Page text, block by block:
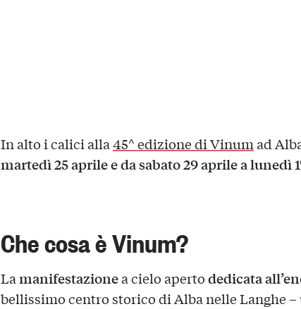
In alto i calici alla45^ edizione di Vinum ad
martedì 25 aprile e da sabato 29 aprile a lunedì
Che cosa è Vinum?
Lamanifestazionea cielo apertodedicata
bellissimo centro storico di Alba nelle Langhe